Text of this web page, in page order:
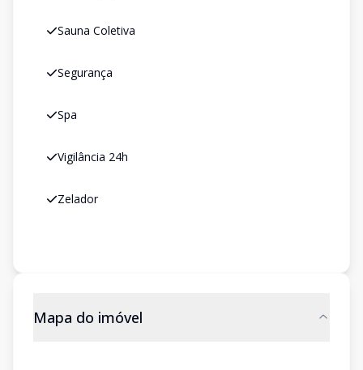
Sauna Coletiva
Segurança
Spa
Vigilância 24h
Zelador
Mapa do imóvel